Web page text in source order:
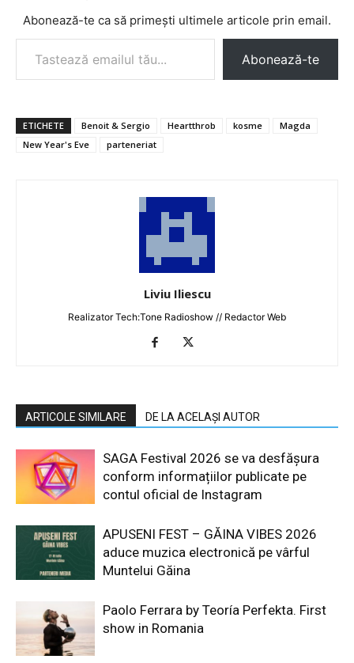
Abonează-te ca să primești ultimele articole prin email.
Tastează emailul tău...
Abonează-te
ETICHETE Benoit & Sergio Heartthrob kosme
Magda
New Year's Eve
parteneriat
Liviu Iliescu
Realizator Tech:Tone Radioshow // Redactor Web
ARTICOLE SIMILARE DE LA ACELAȘI AUTOR
SAGA Festival 2026 se va desfășura
conform informațiilor publicate pe
contul oficial de Instagram
APUSENI FEST – GĂINA VIBES 2026
aduce muzica electronică pe vârful
Muntelui Găina
Paolo Ferrara by Teoría Perfekta. First
show in Romania